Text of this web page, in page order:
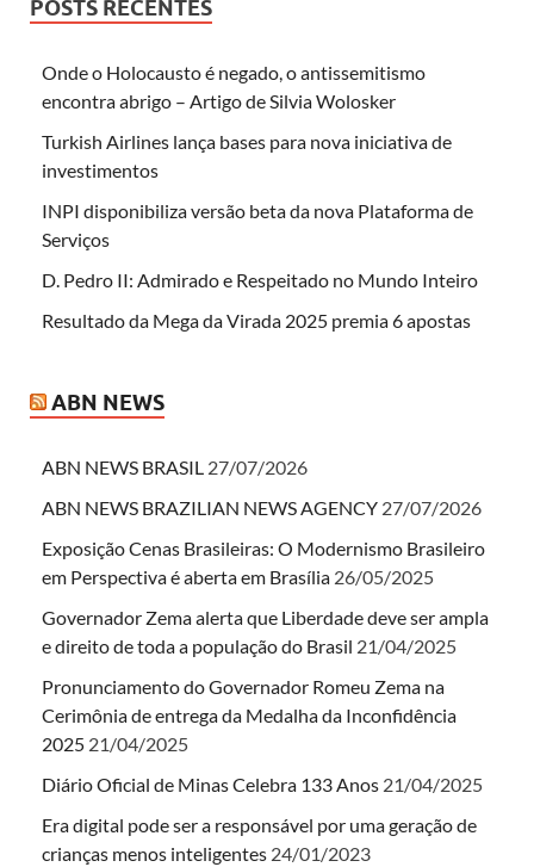
POSTS RECENTES
Onde o Holocausto é negado, o antissemitismo
encontra abrigo – Artigo de Silvia Wolosker
Turkish Airlines lança bases para nova iniciativa de
investimentos
INPI disponibiliza versão beta da nova Plataforma de
Serviços
D. Pedro II: Admirado e Respeitado no Mundo Inteiro
Resultado da Mega da Virada 2025 premia 6 apostas
ABN NEWS
ABN NEWS BRASIL 27/07/2026
ABN NEWS BRAZILIAN NEWS AGENCY 27/07/2026
Exposição Cenas Brasileiras: O Modernismo Brasileiro
em Perspectiva é aberta em Brasília 26/05/2025
Governador Zema alerta que Liberdade deve ser ampla
e direito de toda a população do Brasil 21/04/2025
Pronunciamento do Governador Romeu Zema na
Cerimônia de entrega da Medalha da Inconfidência
2025 21/04/2025
Diário Oficial de Minas Celebra 133 Anos 21/04/2025
Era digital pode ser a responsável por uma geração de
crianças menos inteligentes 24/01/2023